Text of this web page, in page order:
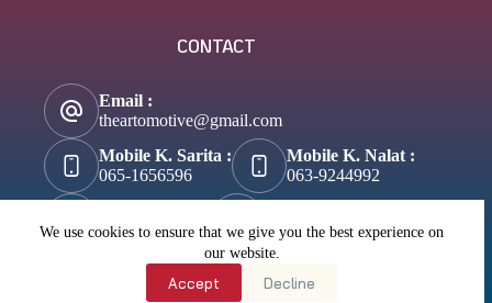
We use cookies to ensure that we give you the best experience on
our website.
Accept Decline
CONTACT
Email :
theartomotive@gmail.com
Mobile K. Sarita :
065-1656596
Mobile K. Nalat :
063-9244992
@theartomotive
Biztosuccess.com
About Lifestyle :
Wannateller.com